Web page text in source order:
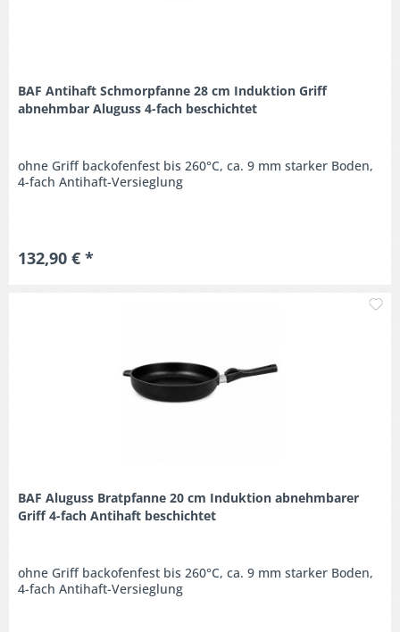
BAF Antihaft Schmorpfanne 28 cm Induktion Griff
abnehmbar Aluguss 4-fach beschichtet
ohne Griff backofenfest bis 260°C, ca. 9 mm starker Boden,
4-fach Antihaft-Versieglung
132,90 € *
BAF Aluguss Bratpfanne 20 cm Induktion abnehmbarer
Griff 4-fach Antihaft beschichtet
ohne Griff backofenfest bis 260°C, ca. 9 mm starker Boden,
4-fach Antihaft-Versieglung